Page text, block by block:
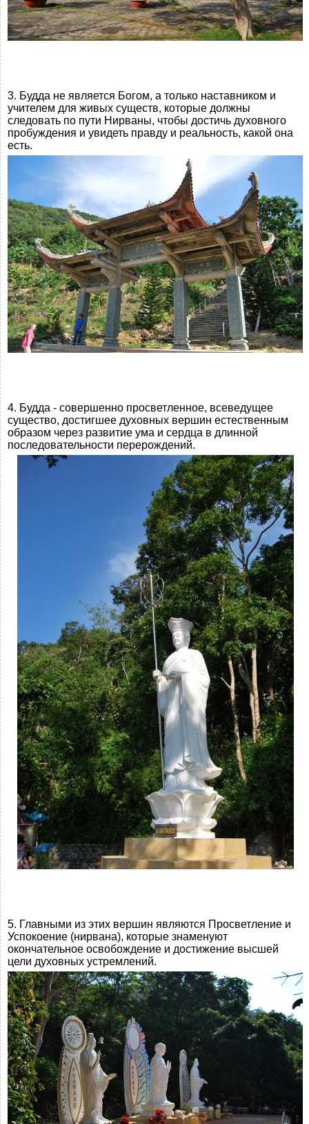
3. Будда не является Богом, а только наставником и
учителем для живых существ, которые должны
следовать по пути Нирваны, чтобы достичь духовного
пробуждения и увидеть правду и реальность, какой она
есть.
4. Будда - совершенно просветленное, всеведущее
существо, достигшее духовных вершин естественным
образом через развитие ума и сердца в длинной
последовательности перерождений.
5. Главными из этих вершин являются Просветление и
Успокоение (нирвана), которые знаменуют
окончательное освобождение и достижение высшей
цели духовных устремлений.